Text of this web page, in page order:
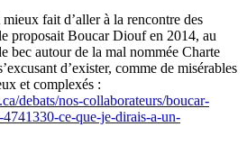
fait d’aller à la rencontre des
proposait Boucar Diouf en 2014, au
bec autour de la mal nommée Charte
d’exister, comme de misérables
et complexés :
debats/nos-collaborateurs/boucar-
ce-que-je-dirais-a-un-